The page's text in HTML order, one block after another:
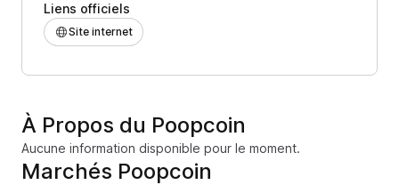
Liens officiels
Site internet
À Propos du Poopcoin
Aucune information disponible pour le moment.
Marchés Poopcoin